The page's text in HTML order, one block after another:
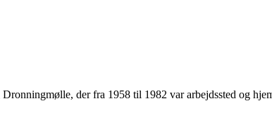
der fra 1958 til 1982 var arbejdssted og